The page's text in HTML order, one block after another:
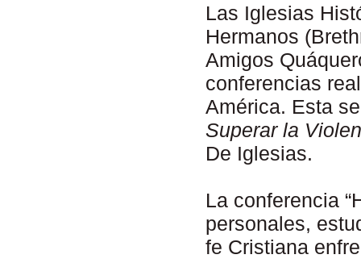
Las Iglesias
Hermanos
Amigos
conferencias
América. Esta
Superar la
De Iglesias.
La conferencia
personales,
fe Cristiana